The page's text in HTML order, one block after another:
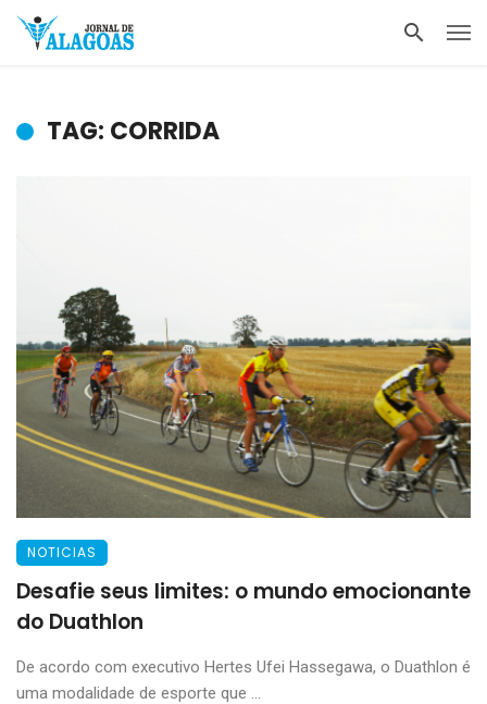
TAG: CORRIDA
NOTICIAS
Desafie seus limites: o mundo emocionante
do Duathlon
De acordo com executivo Hertes Ufei Hassegawa, o Duathlon é
uma modalidade de esporte que ...